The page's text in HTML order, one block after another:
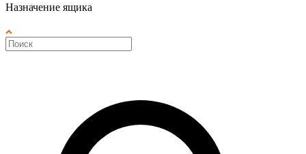
Назначение ящика